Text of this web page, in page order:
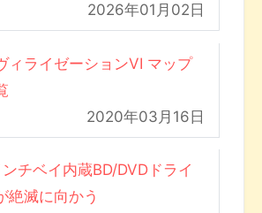
2026年01月02日
ィライゼーションVI マップ
2020年03月16日
チベイ内蔵BD/DVDドライ
絶滅に向かう